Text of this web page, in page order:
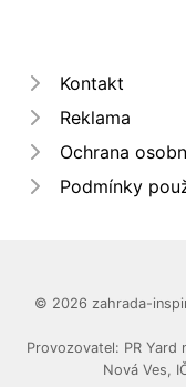
Kontakt
Reklama
Ochrana
Podmínky
© 2026 zahrada-
Provozovatel: PR Yard
Nová Ves,